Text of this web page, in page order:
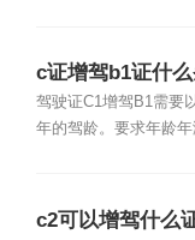
c证增驾b1证什么
驾驶证C1增驾B1需要
年的驾龄。要求年龄
c2可以增驾什么